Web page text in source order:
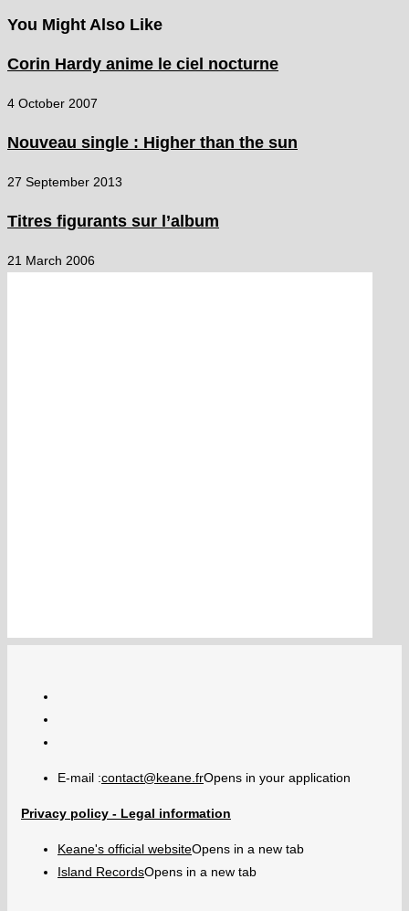
You Might Also Like
Corin Hardy anime le ciel nocturne
4 October 2007
Nouveau single : Higher than the sun
27 September 2013
Titres figurants sur l’album
21 March 2006
E-mail :contact@keane.frOpens in your application
Privacy policy - Legal information
Keane's official websiteOpens in a new tab
Island RecordsOpens in a new tab